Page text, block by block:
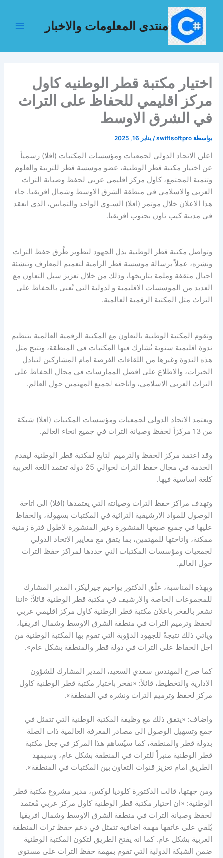
تخطي
المحتوى
منتدى المعلومات والاخبار
اختيار مكتبة قطر الوطنيه كاول
مركز اقليمي للحفاظ على التراث
في الشرق الاوسط
بواسطة swiftsoftpro
/يناير 16, 2025
اعلن الاتحاد الدولي لجمعيات ومؤسسات المكتبات (افلا) رسمياً
عن اختيار مكتبة قطر الوطنية، عضو مؤسسة قطر للتربية والعلوم
وتنمية المجتمع، كاول مركز اقليمي عربي لحفظ وصيانة التراث
العربي والاسلامي في منطقة الشرق الاوسط وشمال افريقيا. جاء
هذا الاعلان خلال مؤتمر (افلا) السنوي الواحد والثمانين، الذي انعقد
في مدينة كيب تاون بجنوب افريقيا.
وتواصل مكتبة قطر الوطنية بذل الجهود لتطوير طُرق حفظ التراث
ونشره، عملاً برسالة مؤسسة قطر الرامية لتعميم المعارف وتنشئة
اجيال مثقفة وملمة بتاريخها، وذلك من خلال تعزيز سبل التعاون مع
العديد من المؤسسات الاقليمية والدولية التي تُعنى بالحفاظ على
التراث مثل المكتبة الرقمية العالمية.
وتقوم المكتبة الوطنية بالتعاون مع المكتبة الرقمية العالمية بتنظيم
ندوة اقليمية سنوية تُشارك فيها المكتبات في المنطقة، وتتيح مثل
هذه الندوة وغيرها من اللقاءات الفرصة امام المشاركين لتبادل
الخبرات، والاطلاع على افضل الممارسات في مجال الحفاظ على
التراث العربي الاسلامي، واتاحته لجميع المهتمين حول العالم.
ويعتمد الاتحاد الدولي لجمعيات ومؤسسات المكتبات (افلا) شبكة
من 13 مركزاً لحفظ وصيانة التراث في جميع انحاء العالم.
وقد اعتمد مركز الحفظ والترميم التابع لمكتبة قطر الوطنية ليقدم
الخدمة في مجال حفظ التراث لحوالي 25 دولة تعتمد اللغة العربية
كلغة اساسية فيها.
وتهدف مراكز حفظ التراث وصيانته التي يعتمدها (افلا) الى اتاحة
الوصول للمواد الارشيفية التراثية في المكتبات بسهولة، والحفاظ
عليها في جميع صيغها المنشورة وغير المنشورة لاطول فترة زمنية
ممكنة، واتاحتها للمهتمين، بما يتفق مع معايير الاتحاد الدولي
لجمعيات ومؤسسات المكتبات التي حددها لمراكز حفظ التراث
حول العالم.
وبهذه المناسبة، علّق الدكتور يواخيم جيرليكز، المدير المشارك
للمجموعات الخاصة والارشيف في مكتبة قطر الوطنية قائلاً: «اننا
نشعر بالفخر باعلان مكتبة قطر الوطنية كاول مركز اقليمي عربي
لحفظ وترميم التراث في منطقة الشرق الاوسط وشمال افريقيا،
وياتي ذلك نتيجةً للجهود الدؤوبة التي تقوم بها المكتبة الوطنية من
اجل الحفاظ على التراث في دولة قطر والمنطقة بشكل عام».
كما صرح المهندس سعدي السعيد، المدير المشارك للشؤون
الادارية والتخطيط، قائلاً: «نفخر باختيار مكتبة قطر الوطنية كاول
مركز لحفظ وترميم التراث ونشره في المنطقة».
واضاف: «يتفق ذلك مع وظيفة المكتبة الوطنية التي تتمثل في
جمع وتسهيل الوصول الى مصادر المعرفة العالمية ذات الصلة
بدولة قطر والمنطقة، كما سيُساهم هذا المركز في جعل مكتبة
قطر الوطنية منبراً للتراث في المنطقة بشكل عام، وسيمهد
الطريق امام تعزيز قنوات التعاون بين المكتبات في المنطقة».
ومن جهتها، قالت الدكتورة كلوديا لوكس، مدير مشروع مكتبة قطر
الوطنية: «ان اختيار مكتبة قطر الوطنية كاول مركز عربي مُعتمد
لحفظ وصيانة التراث في منطقة الشرق الاوسط وشمال افريقيا
يُلقي على عاتقها مهمة اضافية تتمثل في دعم حفظ تراث المنطقة
العربية بشكل عام. كما انه يفتح الطريق لتكون المكتبة الوطنية
ضمن الشبكة الدولية التي تقوم بمهمة حفظ التراث على مستوى